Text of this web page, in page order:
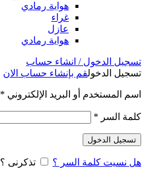
هواية رمادي
غراء
عازل
هواية رمادي
تسجيل الدخول / انشاء حساب
تسجيل الدخولقم بإنشاء حساب الان
اسم المستخدم أو البريد الإلكتروني *
كلمة السر *
تسجيل الدخول
هل نسيت كلمة السر ؟
تذكرنى ؟